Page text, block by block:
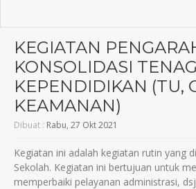
KEGIATAN
KONSOLIDASI
KEPENDIDIKAN (TU,
KEAMANAN)
Dibuat : Rabu, 27 Okt 2021
Kegiatan ini adalah kegiatan rutin yang
Sekolah. Kegiatan ini bertujuan untuk
memperbaiki pelayanan administrasi,